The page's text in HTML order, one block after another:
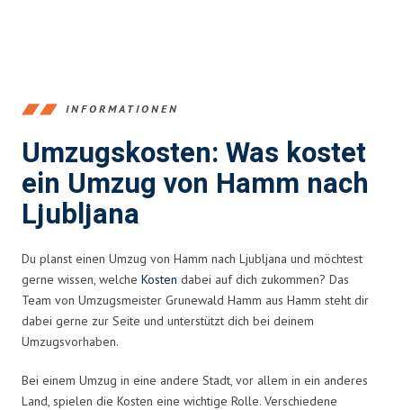
INFORMATIONEN
Umzugskosten: Was kostet
ein Umzug von Hamm nach
Ljubljana
Du planst einen Umzug von Hamm nach Ljubljana und möchtest
gerne wissen, welche Kosten dabei auf dich zukommen? Das
Team von Umzugsmeister Grunewald Hamm aus Hamm steht dir
dabei gerne zur Seite und unterstützt dich bei deinem
Umzugsvorhaben.
Bei einem Umzug in eine andere Stadt, vor allem in ein anderes
Land, spielen die Kosten eine wichtige Rolle. Verschiedene